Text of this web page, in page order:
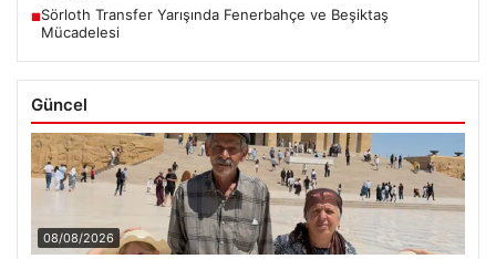
■Sörloth Transfer Yarışında Fenerbahçe ve Beşiktaş
Mücadelesi
Güncel
08/08/2026